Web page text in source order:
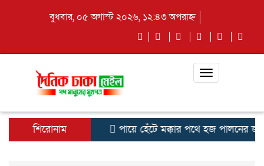
বুধবার, ০৫ অগাস্ট ২০২৬, ১২:৪৩ অপরাহ্ন
Toggle
শিরোনাম পায়ে হেঁটে মক্কার পথে হজ পালনের জন্য